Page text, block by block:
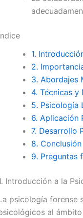
1.
2.
3. Abordajes
4. Técnicas y
5. Psicología
6. Aplicación
7. Desarrollo
8. Conclusión
9. Preguntas
Introducción a la
psicología forense
al